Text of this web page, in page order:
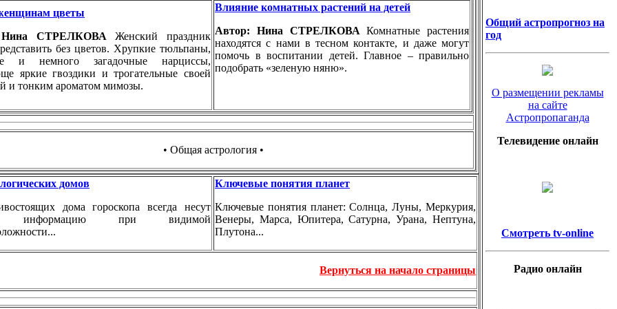
цветы
Нина СТРЕЛКОВАЖенский праздник
без цветов. Хрупкие тюльпаны,
и немного загадочные нарциссы,
яркие гвоздики и трогательные своей
и тонким ароматом мимозы.
Влияние комнатных растений на детей
Автор: Нина СТРЕЛКОВАКомнатные растения
находятся с нами в тесном контакте, и даже могут
помочь в воспитании детей. Главное – правильно
подобрать «зеленую няню».
• Общая астрология •
домов
дома гороскопа всегда несут
информацию при видимой
Ключевые понятия планет
Ключевые понятия планет: Солнца, Луны, Меркурия,
Венеры, Марса, Юпитера, Сатурна, Урана, Нептуна,
Плутона...
Вернуться на начало страницы
Общий астропрогноз на
год
О размещении рекламы
на сайте
Астропропаганда
Телевидение онлайн
Смотреть tv-online
Радио онлайн